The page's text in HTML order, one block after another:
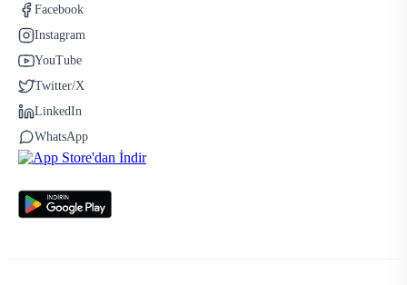
Facebook
Instagram
YouTube
Twitter/X
LinkedIn
WhatsApp